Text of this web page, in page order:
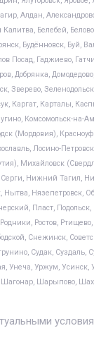
Алдан,
Калитва, Белебей,
Будённовск,
Посад, Гаджиево,
Добрянка,
Зверево,
Каргат, Карталы,
Комсомольск-на-
(Мордовия),
Лосино-
Михайловск
Нижний Тагил,
Нязепетровск,
Пласт,
Ростов,
Снежинск,
Судак,
Унеча, Уржум, Усинск,
Шагонар, Шарыпово,